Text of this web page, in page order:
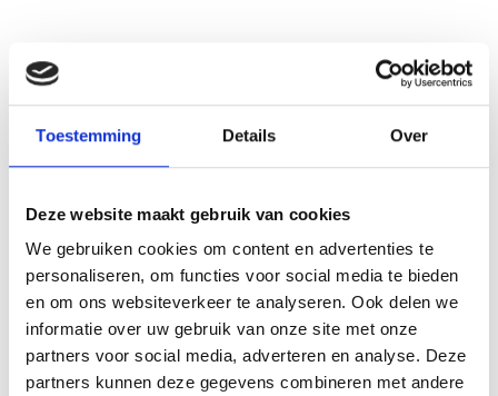
Toestemming Details Over
Deze website maakt gebruik van cookies
We gebruiken cookies om content en advertenties te
personaliseren, om functies voor social media te bieden
en om ons websiteverkeer te analyseren. Ook delen we
informatie over uw gebruik van onze site met onze
partners voor social media, adverteren en analyse. Deze
partners kunnen deze gegevens combineren met andere